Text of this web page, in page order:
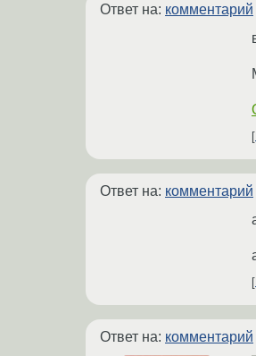
Ответ на: комментарий
Ответ на: комментарий
Ответ на: комментарий